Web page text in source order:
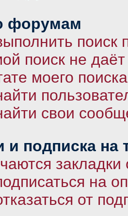
форумам
поиск не даёт
моего
свои
и подписка на
закладки
на
от